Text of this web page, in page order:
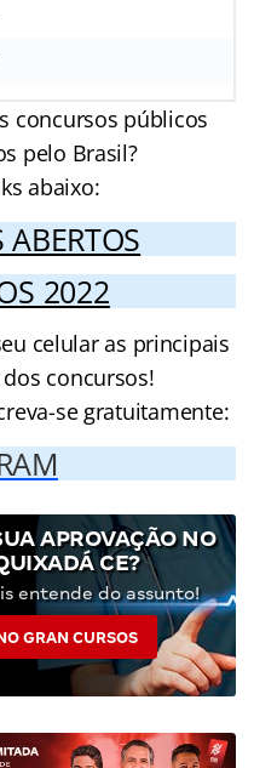
concursos públicos
pelo Brasil?
abaixo:
2022
celular as principais
concursos!
se gratuitamente:
APROVAÇÃO NO
CE?
entende do assunto!
GRAN CURSOS